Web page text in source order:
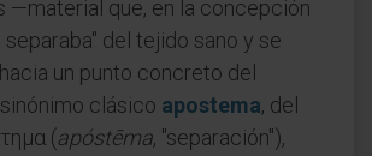
—material que, en la concepción
separaba" del tejido sano y se
un punto concreto del
clásico apostema, del
(apóstēma, "separación"),